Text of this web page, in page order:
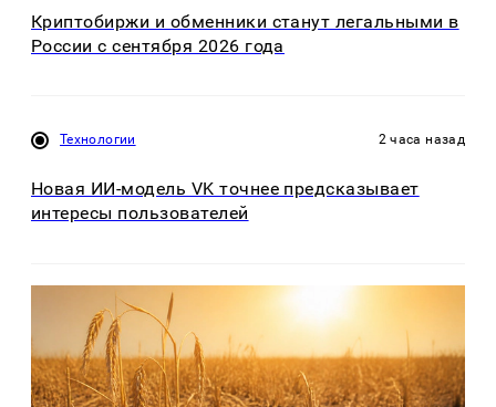
Криптобиржи и обменники станут легальными в
России с сентября 2026 года
Технологии 2 часа назад
Новая ИИ-модель VK точнее предсказывает
интересы пользователей